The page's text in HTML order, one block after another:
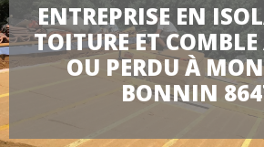
ENTREPRISE EN
TOITURE ET
OU PERDU À
BONNIN